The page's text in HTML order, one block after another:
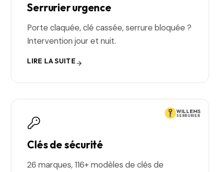
Serrurier urgence
Porte claquée, clé cassée, serrure bloquée ?
Intervention jour et nuit.
LIRE LA SUITE
WILLEMS
SERRURIER
Clés de sécurité
26 marques, 116+ modèles de clés de